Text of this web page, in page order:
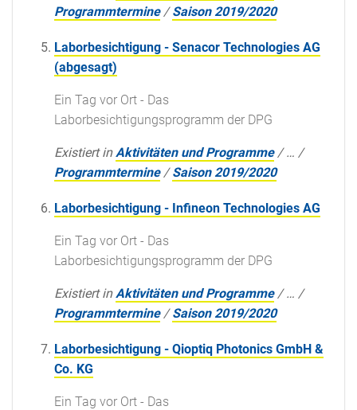
Programmtermine /Saison 2019/2020
Laborbesichtigung - Senacor Technologies AG
(abgesagt)
Ein Tag vor Ort - Das
Laborbesichtigungsprogramm der DPG
Existiert in Aktivitäten und Programme /… /
Programmtermine /Saison 2019/2020
Laborbesichtigung - Infineon Technologies AG
Ein Tag vor Ort - Das
Laborbesichtigungsprogramm der DPG
Existiert in Aktivitäten und Programme /… /
Programmtermine /Saison 2019/2020
Laborbesichtigung - Qioptiq Photonics GmbH &
Co. KG
Ein Tag vor Ort - Das